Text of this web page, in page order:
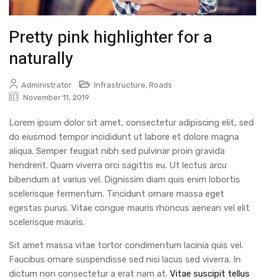
Pretty pink highlighter for a
naturally
Administrator Infrastructure, Roads
November 11, 2019
Lorem ipsum dolor sit amet, consectetur adipiscing elit, sed
do eiusmod tempor incididunt ut labore et dolore magna
aliqua. Semper feugiat nibh sed pulvinar proin gravida
hendrerit. Quam viverra orci sagittis eu. Ut lectus arcu
bibendum at varius vel. Dignissim diam quis enim lobortis
scelerisque fermentum. Tincidunt ornare massa eget
egestas purus. Vitae congue mauris rhoncus aenean vel elit
scelerisque mauris.
Sit amet massa vitae tortor condimentum lacinia quis vel.
Faucibus ornare suspendisse sed nisi lacus sed viverra. In
dictum non consectetur a erat nam at. Vitae suscipit tellus